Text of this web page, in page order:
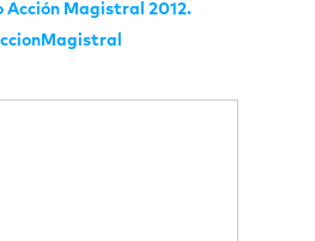
Acción Magistral 2012.